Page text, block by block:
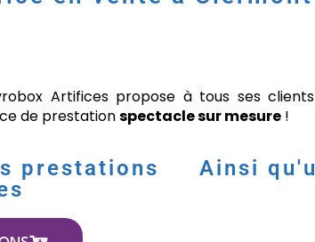
Artifices propose à tous ses
de prestationspectacle sur mesure !
prestations
Ainsi